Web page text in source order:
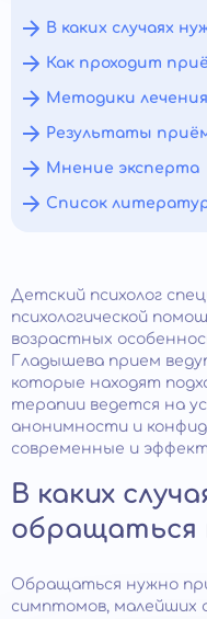
В каких случаях
Как проходит
Методики
Результаты
Мнение эксперта
Список
Детский психолог
психологической
возрастных
Гладышева прием
которые находят
терапии ведется на
анонимности и
современные и
В каких
обращаться
Обращаться нужно
симптомов, малейших